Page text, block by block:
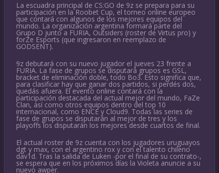
La escuadra principal de CS:GO de 9z se prepara para su
participación en la Roobet Cup, el torneo online europeo
que contará con algunos de los mejores equipos del
mundo. La organización argentina formará parte del
Grupo D junto a FURIA, Outsiders (roster de Virtus pro) y
forZe Esports (que ingresaron en reemplazo de
GODSENT).
9z debutará con su nuevo jugador el jueves 23 frente a
FURIA. La fase de grupos se disputará grupos es GSL,
bracket de eliminación doble, todo Bo3. Esto significa que,
para clasificar hay que ganar dos partidos, si perdés dos,
quedás afuera. El evento online contará con la
participación destacada del actual mejor del mundo, FaZe
Clan, así como otros equipos dentro del top 10
internacional, como ENCE y Cloud9. Todas las series de
fase de grupos se disputarán al mejor de tres y los
playoffs los disputarán los mejores desde cuartos de final.
El actual roster de 9z cuenta con los jugadores uruguayos
dgt y max, con el argentino rox y con el talento chileno
dav1d. Tras la salida de Luken -por el final de su contrato-,
se espera que en los próximos días la Violeta anuncie a su
nuevo awper.